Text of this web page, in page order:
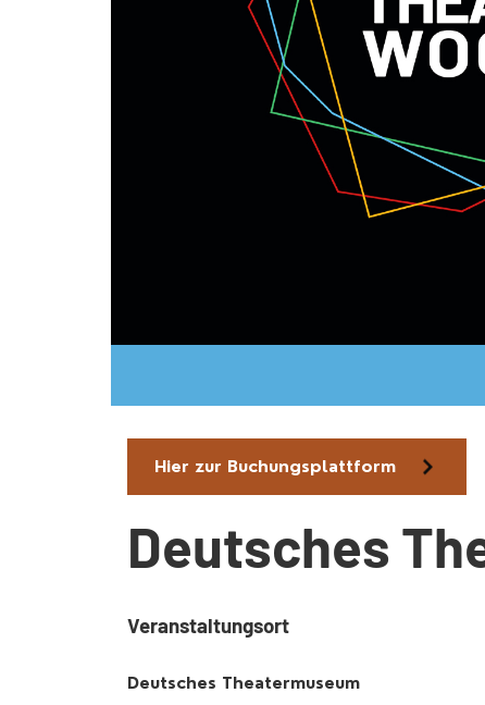
Hier zur Buchungsplattform
Deutsches
Veranstaltungsort
Deutsches Theatermuseum